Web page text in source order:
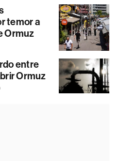
temor a
Ormuz
entre
Ormuz